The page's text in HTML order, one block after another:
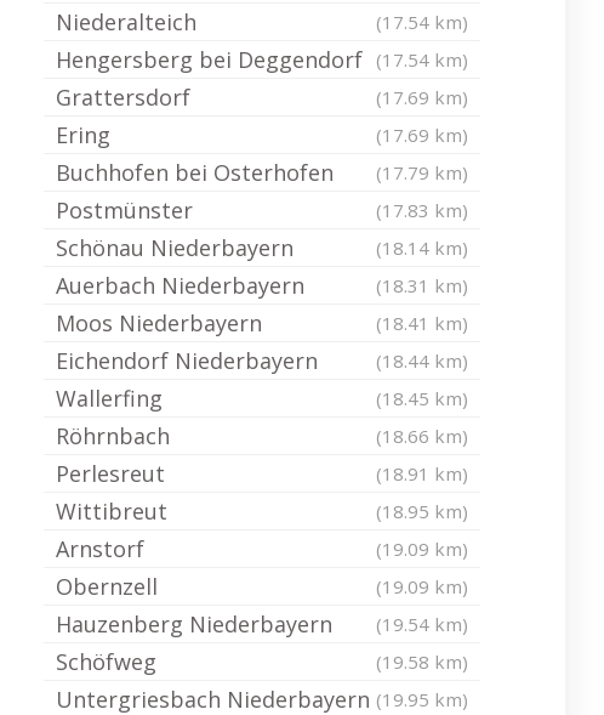
Niederalteich (17.54 km)
Hengersberg bei Deggendorf (17.54 km)
Grattersdorf (17.69 km)
Ering (17.69 km)
Buchhofen bei Osterhofen (17.79 km)
Postmünster (17.83 km)
Schönau Niederbayern (18.14 km)
Auerbach Niederbayern (18.31 km)
Moos Niederbayern (18.41 km)
Eichendorf Niederbayern (18.44 km)
Wallerfing (18.45 km)
Röhrnbach (18.66 km)
Perlesreut (18.91 km)
Wittibreut (18.95 km)
Arnstorf (19.09 km)
Obernzell (19.09 km)
Hauzenberg Niederbayern (19.54 km)
Schöfweg (19.58 km)
Untergriesbach Niederbayern (19.95 km)